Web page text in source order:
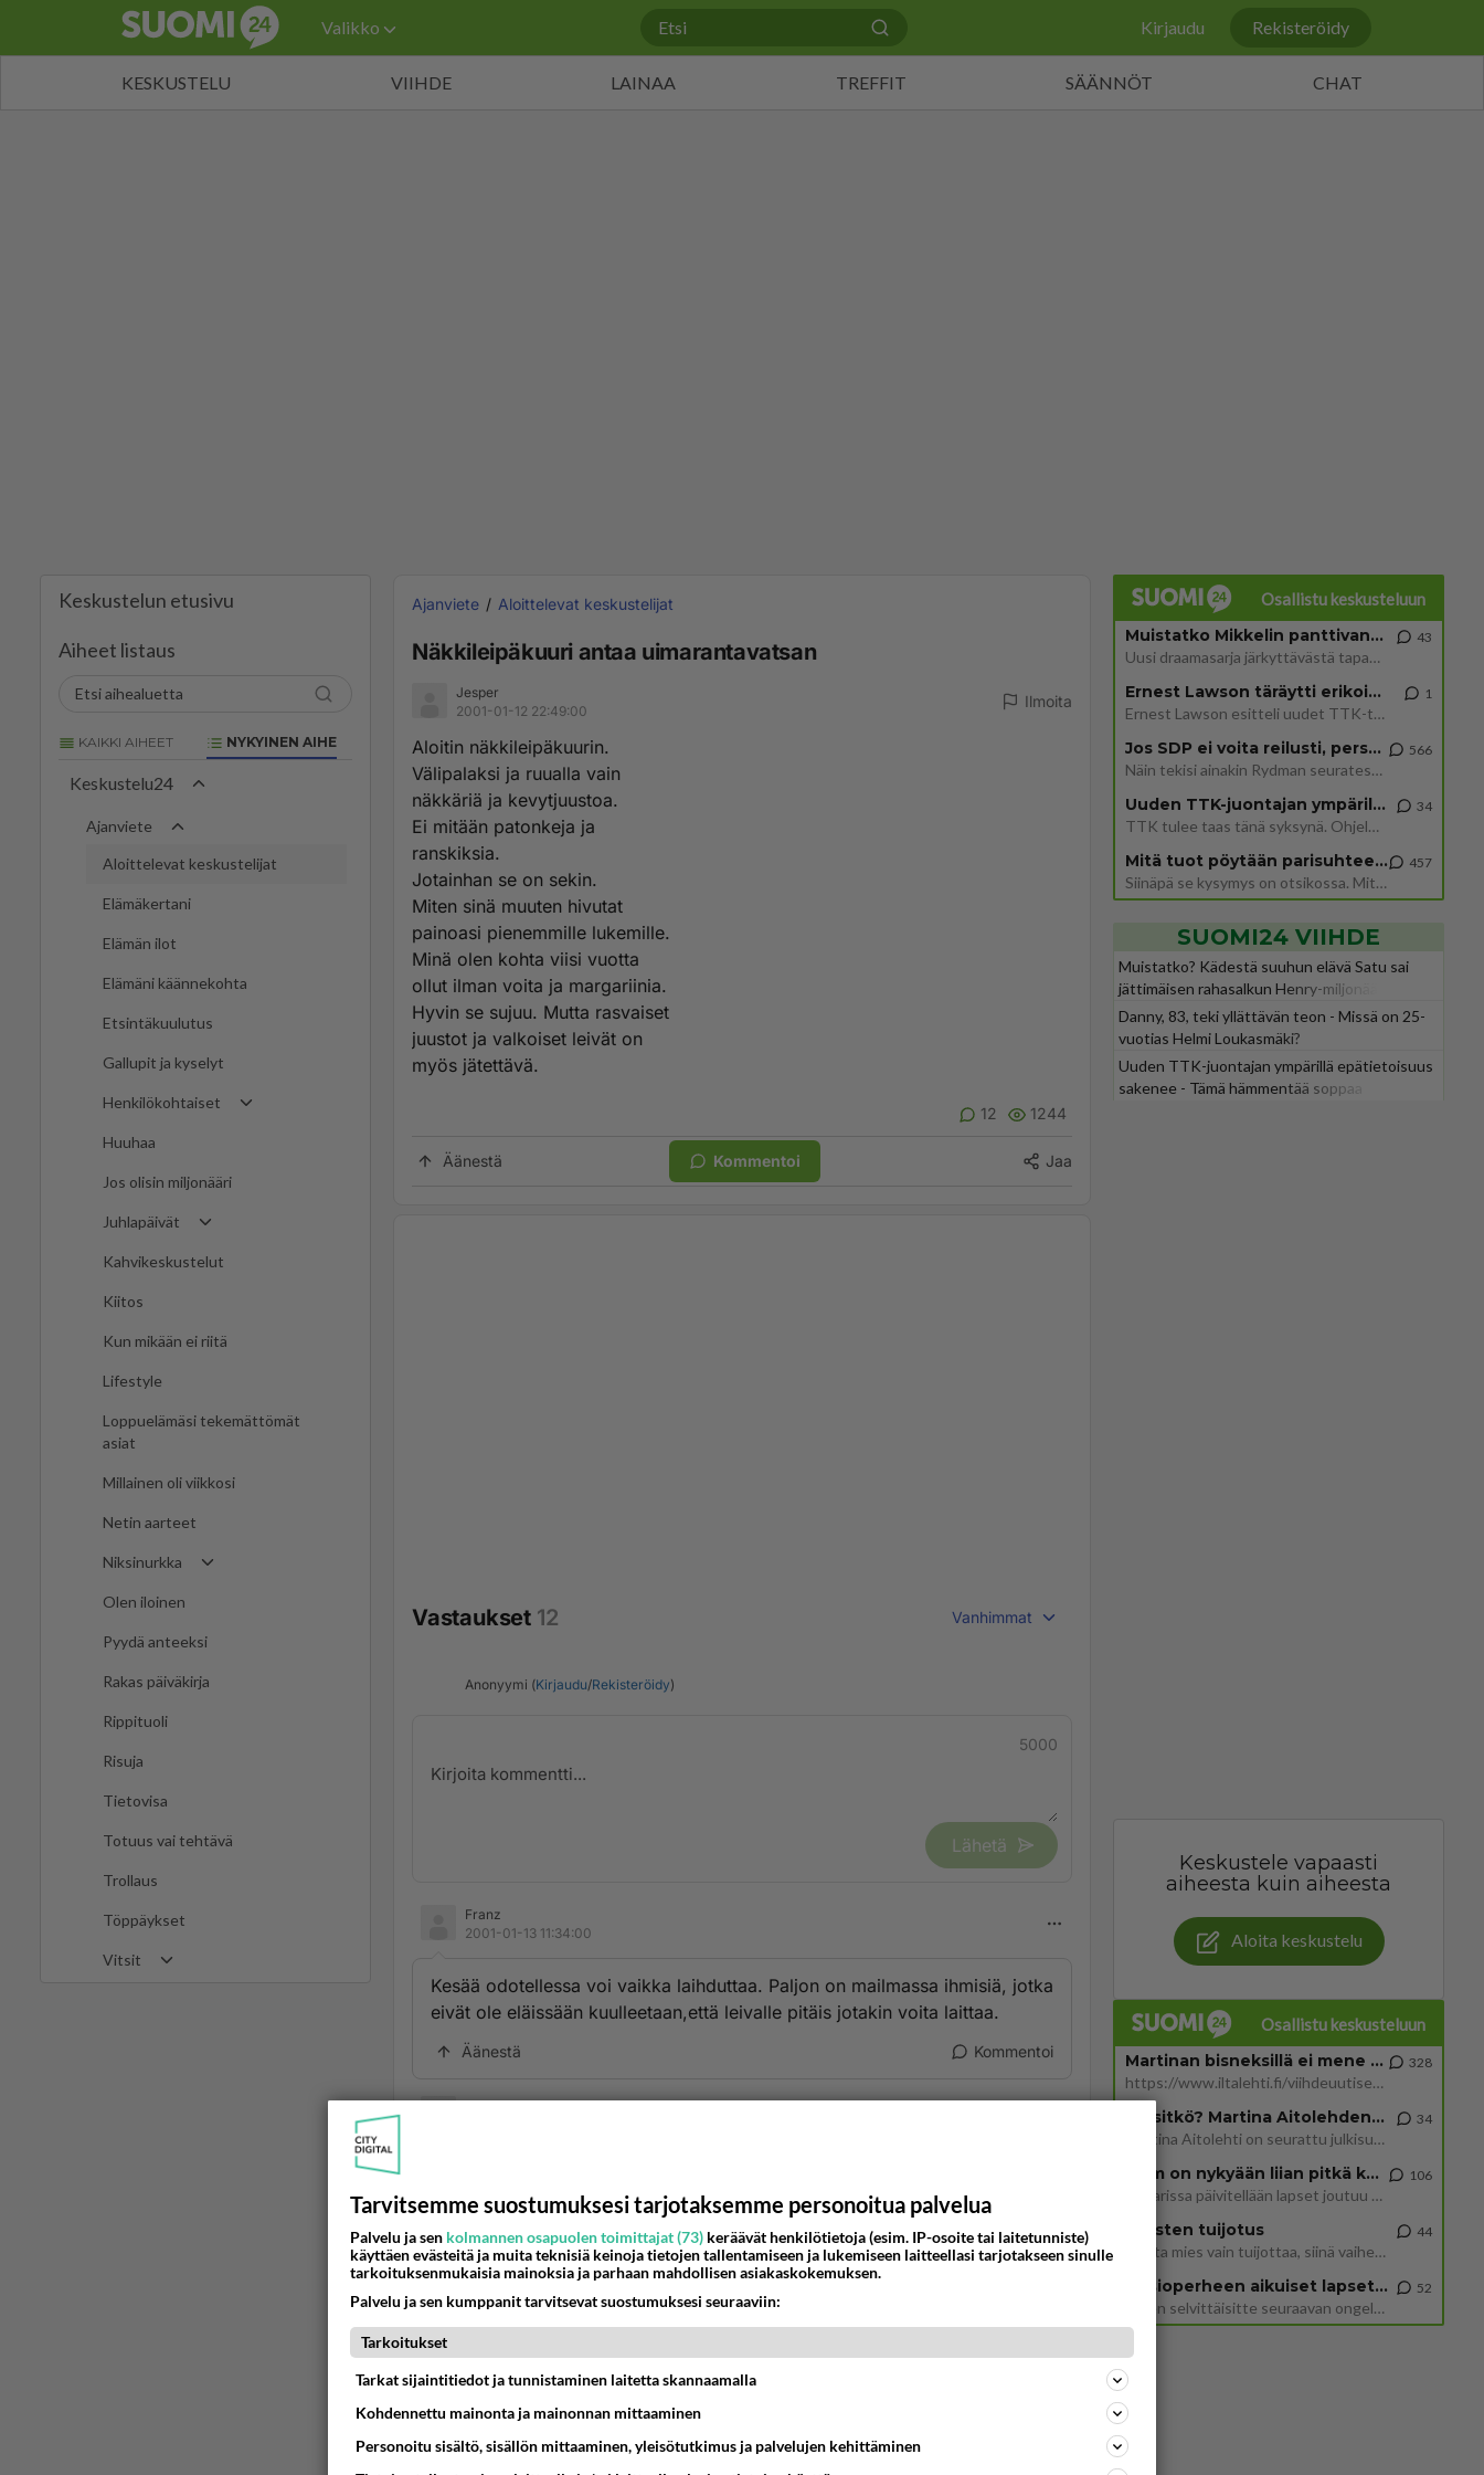
Valikko Kirjaudu Rekisteröidy
KESKUSTELU VIIHDE LAINAA TREFFIT SÄÄNNÖT CHAT
Keskustelun etusivu
Aiheet listaus
KAIKKI AIHEET NYKYINEN AIHE
Keskustelu24
Ajanviete
Aloittelevat keskustelijat
Elämäkertani
Elämän ilot
Elämäni käännekohta
Etsintäkuulutus
Gallupit ja kyselyt
Henkilökohtaiset
Huuhaa
Jos olisin miljonääri
Juhlapäivät
Kahvikeskustelut
Kiitos
Kun mikään ei riitä
Lifestyle
Loppuelämäsi tekemättömät
asiat
Millainen oli viikkosi
Netin aarteet
Niksinurkka
Olen iloinen
Pyydä anteeksi
Rakas päiväkirja
Rippituoli
Risuja
Tietovisa
Totuus vai tehtävä
Trollaus
Töppäykset
Vitsit
Ajanviete Aloittelevat keskustelijat
Näkkileipäkuuri antaa uimarantavatsan
Jesper
2001-01-12 22:49:00
Ilmoita
Aloitin näkkileipäkuurin.
Välipalaksi ja ruualla vain
näkkäriä ja kevytjuustoa.
Ei mitään patonkeja ja
ranskiksia.
Jotainhan se on sekin.
Miten sinä muuten hivutat
painoasi pienemmille lukemille.
Minä olen kohta viisi vuotta
ollut ilman voita ja margariinia.
Hyvin se sujuu. Mutta rasvaiset
juustot ja valkoiset leivät on
myös jätettävä.
12 1244
Äänestä Kommentoi Jaa
Vastaukset 12 Vanhimmat
Anonyymi (Kirjaudu/Rekisteröidy)
5000
Lähetä
Franz
2001-01-13 11:34:00
Kesää odotellessa voi vaikka laihduttaa. Paljon on mailmassa ihmisiä, jotka
eivät ole eläissään kuulleetaan,että leivalle pitäis jotakin voita laittaa.
Äänestä Kommentoi
asiantuntia!
ei se näkkileipäkuuri oo hyvästä!
saahan sitä syödä tietty vaa näkkärii mut se ei tee hyvää vatsalle!
esim. perunaa saa syödä niinpaljon ku haluu ja ruisleipää!
ne ei lihota!
pitää syödä hyvin ja tarpeeks monipuolisesti!
=oD
Osallistu keskusteluun
Muistatko Mikkelin panttivankidraaman?
Uusi draamasarja järkyttävästä tapauksesta on tulossa. Tositapahtumiin perustuva sarja ammentaa vuoden 1986 Mikkelin pan
43
Ernest Lawson täräytti erikoisen heiton TTK-lehdistötilaisuudessa: " Onko tässä tarkoituksena...?"
Ernest Lawson esitteli uudet TTK-tähtioppilaat ja opettajat torstaina 6.8. lehdistölle. Tulevalla kaudella on yksi hausk
1
Jos SDP ei voita reilusti, persut kumoavat demokratian Suomesta
Näin tekisi ainakin Rydman seuratessaan idolinsa Trumpin mallia https://www.is.fi/politiikka/art-2000012187244.html
566
Uuden TTK-juontajan ympärillä epätietoisuus sakenee - Nyt MTV hämmentää soppaa
TTK tulee taas tänä syksynä. Ohjelman uudet tähtioppilaat julkistetaan torstaina 6. elokuuta klo 14 alkavassa lehdistö
34
Mitä tuot pöytään parisuhteessa?
Siinäpä se kysymys on otsikossa. Mitäpä siis tuot/toisit pöytään parisuhteessa? Oletko mies vai nainen? Koetko sen mitä
457
SUOMI24 VIIHDE
Muistatko? Kädestä suuhun elävä Satu sai
jättimäisen rahasalkun Henry-miljonääriltä
Danny, 83, teki yllättävän teon - Missä on 25-
vuotias Helmi Loukasmäki?
Uuden TTK-juontajan ympärillä epätietoisuus
sakenee - Tämä hämmentää soppaa
Keskustele vapaasti
aiheesta kuin aiheesta
Aloita keskustelu
Osallistu keskusteluun
Martinan bisneksillä ei mene hyvin
https://www.iltalehti.fi/viihdeuutiset/a/c46da6ab-340f-4790-aaa7-0865eed2336 Yrityksen konkurssihakemus on tullut kärä
328
Tiesitkö? Martina Aitolehden isäpuoli on tämä suosittu laulaja
Martina Aitolehti on seurattu julkisuuden henkilö. Lähipiiriin mahtuu muitakin tunnettuja henkilöitä. Tiesitkö, että Ma
34
2 km on nykyään liian pitkä koulumatka
Hesarissa päivitellään lapset joutuu nyt kulkemaan 2 km kouluun jösses. Ruostefillarilla tuo matka menee vaikka miten äk
106
Miesten tuijotus
Mutta mies vain tuijottaa, siinä vaiheessa käännän itse pään pois. Mikä juttu? Yleensä jos joku tuijottaa tai katsoo, hä
44
Uusioperheen aikuiset lapset tyhjentää jääkaapin käydessään
Miten selvittäisitte seuraavan ongelman, meillä on uusioperhe, minulla teini-ikäiset lapset ja puolisolla aikuiset, jotk
52
Tarvitsemme suostumuksesi tarjotaksemme personoitua palvelua
Palvelu ja sen kolmannen osapuolen toimittajat (73) keräävät henkilötietoja (esim. IP-osoite tai laitetunniste)
käyttäen evästeitä ja muita teknisiä keinoja tietojen tallentamiseen ja lukemiseen laitteellasi tarjotakseen sinulle
tarkoituksenmukaisia mainoksia ja parhaan mahdollisen asiakaskokemuksen.
Palvelu ja sen kumppanit tarvitsevat suostumuksesi seuraaviin:
Tarkoitukset
Tarkat sijaintitiedot ja tunnistaminen laitetta skannaamalla
Kohdennettu mainonta ja mainonnan mittaaminen
Personoitu sisältö, sisällön mittaaminen, yleisötutkimus ja palvelujen kehittäminen